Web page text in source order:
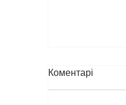
Коментарі